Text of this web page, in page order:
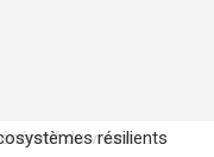
du vivant …